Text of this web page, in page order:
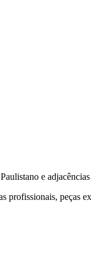
e
profissionais, peças